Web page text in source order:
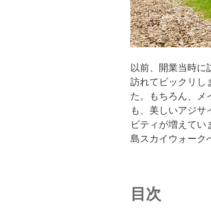
以前、開業当時に
訪れてビックリし
た。もちろん、メ
も、美しいアジサ
ビティが増えてい
島スカイウォーク
目次